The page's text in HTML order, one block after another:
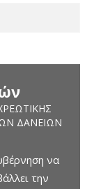
ΔΑΝΕΊΩΝ
να
την